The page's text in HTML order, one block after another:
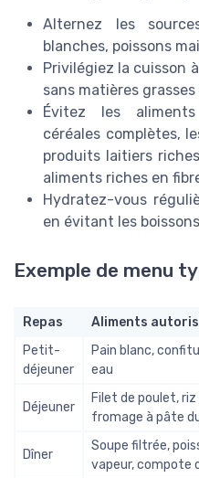
Alternez les
blanches, poissons
Privilégiez la cuisson
sans matières
Évitez les
céréales complètes,
produits laitiers
aliments riches en
Hydratez-vous
en évitant les
Exemple de menu
Repas
Aliments
Petit-
déjeuner
Pain blanc,
eau
Déjeuner
Filet de poulet,
fromage à pâte
Dîner
Soupe filtrée,
vapeur, compote